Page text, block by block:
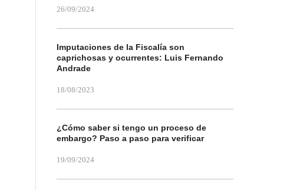
26/09/2024
Imputaciones de la Fiscalía son
caprichosas y ocurrentes: Luis Fernando
Andrade
18/08/2023
¿Cómo saber si tengo un proceso de
embargo? Paso a paso para verificar
19/09/2024